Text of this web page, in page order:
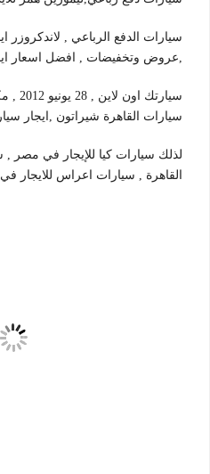
سيارات الدفع الرباعي , لاندكروزر
,عروض وتخفيضات , افضل اسعار
سيارات القاهرة شيراتون ,ايجار
لذلك سيارات كيا للإيجار في مصر ,
القاهرة , سيارات اعراس للايجار